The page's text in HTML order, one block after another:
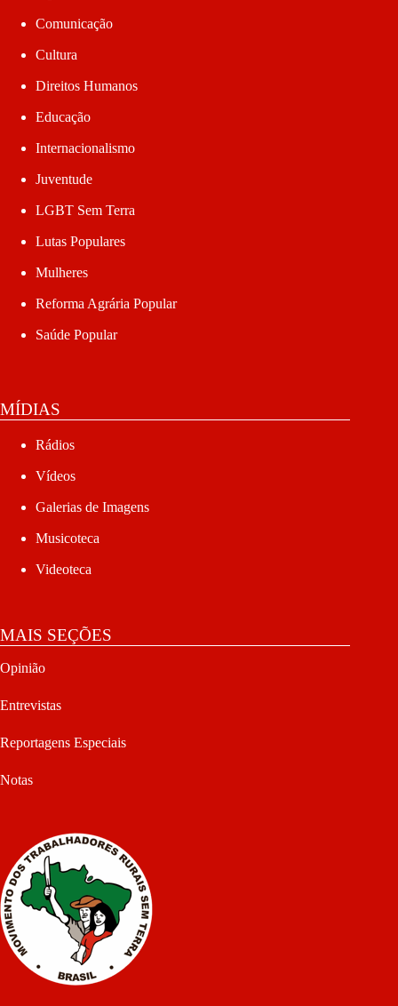
Comunicação
Cultura
Direitos Humanos
Educação
Internacionalismo
Juventude
LGBT Sem Terra
Lutas Populares
Mulheres
Reforma Agrária Popular
Saúde Popular
MÍDIAS
Rádios
Vídeos
Galerias de Imagens
Musicoteca
Videoteca
MAIS SEÇÕES
Opinião
Entrevistas
Reportagens Especiais
Notas